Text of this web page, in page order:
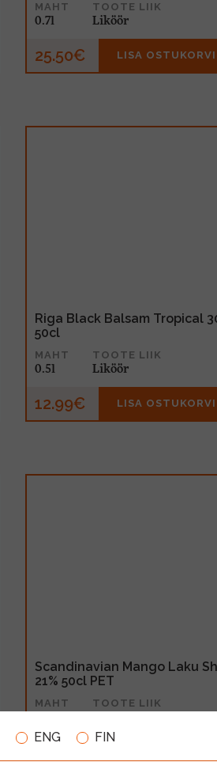
ENG FIN
MAHT
0.7l
TOOTE LIIK
Liköör
25.50€ LISA OSTUKORVI
Riga Black Balsam Tropical
50cl
MAHT
0.5l
TOOTE LIIK
Liköör
12.99€ LISA OSTUKORVI
Scandinavian Mango Laku
21% 50cl PET
MAHT
TOOTE LIIK